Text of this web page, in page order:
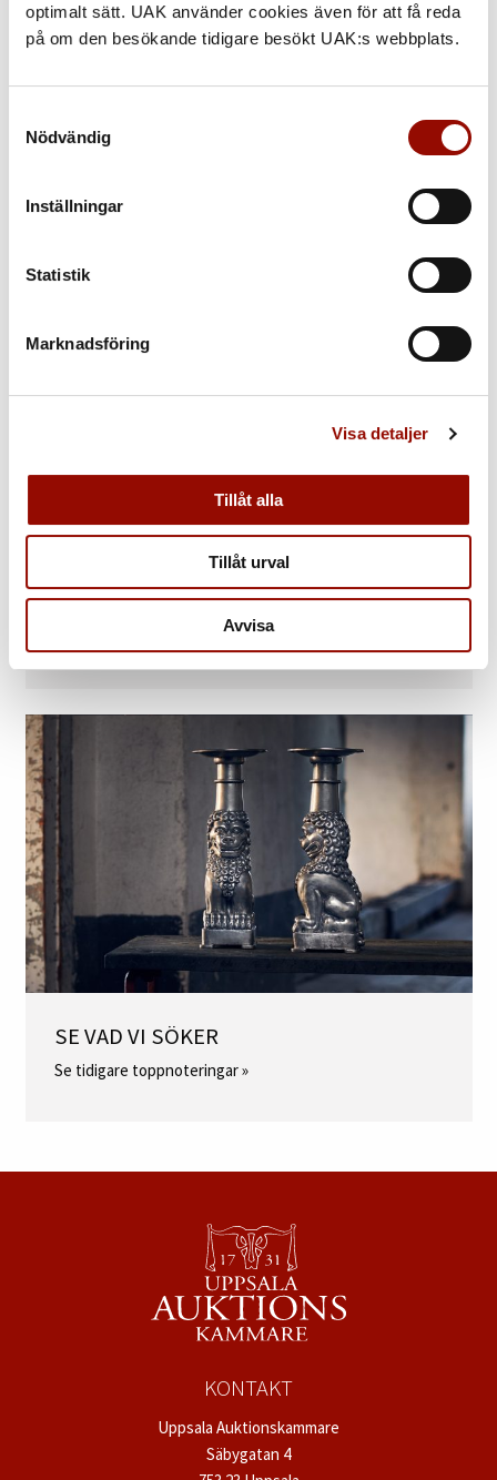
optimalt sätt. UAK använder cookies även för att få reda
på om den besökande tidigare besökt UAK:s webbplats.
Nödvändig
Inställningar
Statistik
Marknadsföring
Visa detaljer
Tillåt alla
Tillåt urval
Avvisa
Få ditt objekt värderat online »
ATT SÄLJA PÅ AUKTION
SE VAD VI SÖKER
Se tidigare toppnoteringar »
KONTAKT
Uppsala Auktionskammare
Säbygatan 4